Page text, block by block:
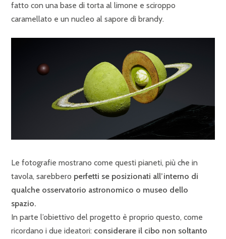
fatto con una base di torta al limone e sciroppo
caramellato e un nucleo al sapore di brandy.
Le fotografie mostrano come questi pianeti, più che in
tavola, sarebbero perfetti se posizionati all’interno di
qualche osservatorio astronomico o museo dello
spazio.
In parte l’obiettivo del progetto è proprio questo, come
ricordano i due ideatori: considerare il cibo non soltanto